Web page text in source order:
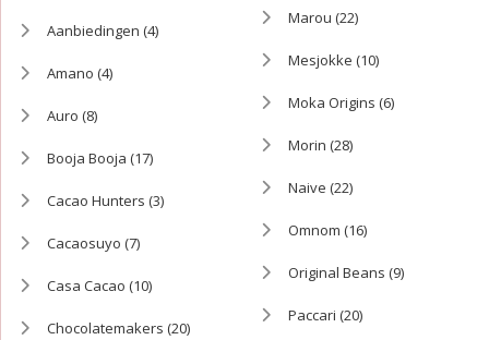
Aanbiedingen (4)
Amano (4)
Auro (8)
Booja Booja (17)
Cacao Hunters (3)
Cacaosuyo (7)
Casa Cacao (10)
Chocolatemakers (20)
Marou (22)
Mesjokke (10)
Moka Origins (6)
Morin (28)
Naive (22)
Omnom (16)
Original Beans (9)
Paccari (20)